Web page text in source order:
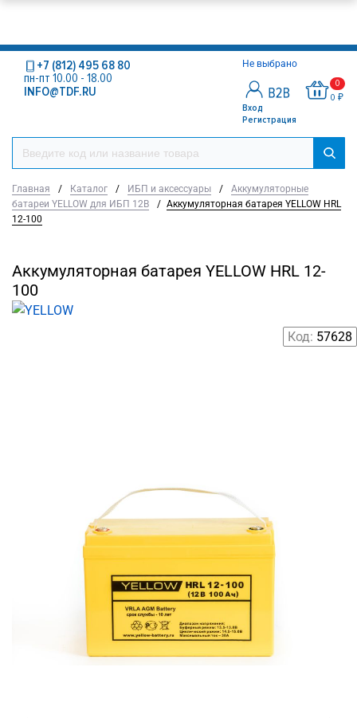
Не выбрано
Вход
Регистрация
0
0 ₽
+7 (812) 495 68 80
пн-пт 10.00 - 18.00
INFO@TDF.RU
Главная / Каталог / ИБП и аксессуары /
Аккумуляторные
батареи YELLOW для ИБП 12В
/ Аккумуляторная батарея YELLOW HRL
12-100
Аккумуляторная батарея YELLOW HRL 12-
100
Код: 57628